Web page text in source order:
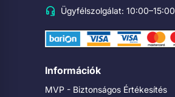
Ügyfélszolgálat: 10:00–15:00
Információk
MVP - Biztonságos Értékesítés